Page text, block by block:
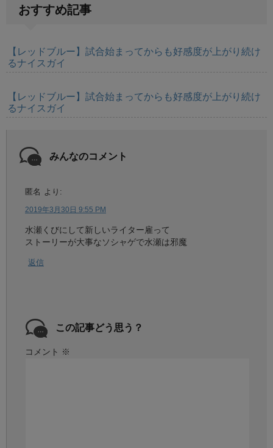
おすすめ記事
【レッドブルー】試合始まってからも好感度が上がり続け
るナイスガイ
【レッドブルー】試合始まってからも好感度が上がり続け
るナイスガイ
みんなのコメント
匿名 より:
2019年3月30日 9:55 PM
水瀬くびにして新しいライター雇って
ストーリーが大事なソシャゲで水瀬は邪魔
返信
この記事どう思う？
コメント ※